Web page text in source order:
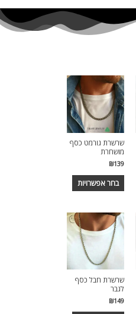
שרשרת גורמט כסף
מושחרת
₪139
בחר אפשרויות
שרשרת חבל כסף
לגבר
₪149